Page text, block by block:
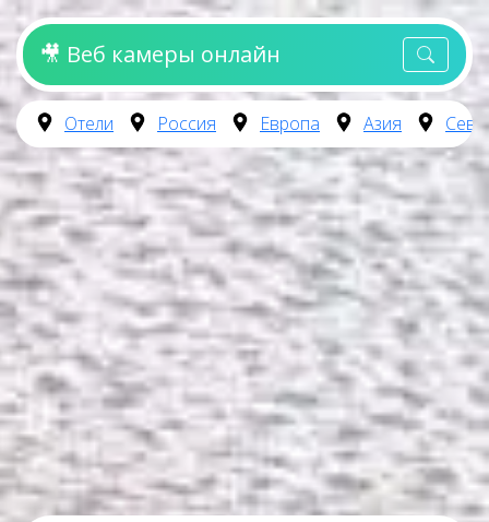
🎥 Веб камеры онлайн
Отели Россия Европа Азия